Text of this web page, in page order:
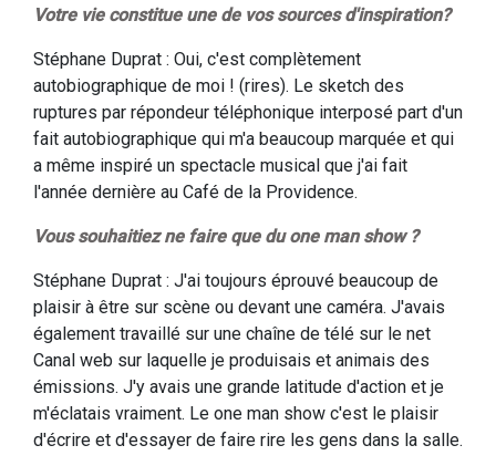
Votre vie constitue une de vos sources d'inspiration?
Stéphane Duprat : Oui, c'est complètement
autobiographique de moi ! (rires). Le sketch des
ruptures par répondeur téléphonique interposé part d'un
fait autobiographique qui m'a beaucoup marquée et qui
a même inspiré un spectacle musical que j'ai fait
l'année dernière au Café de la Providence.
Vous souhaitiez ne faire que du one man show ?
Stéphane Duprat : J'ai toujours éprouvé beaucoup de
plaisir à être sur scène ou devant une caméra. J'avais
également travaillé sur une chaîne de télé sur le net
Canal web sur laquelle je produisais et animais des
émissions. J'y avais une grande latitude d'action et je
m'éclatais vraiment. Le one man show c'est le plaisir
d'écrire et d'essayer de faire rire les gens dans la salle.